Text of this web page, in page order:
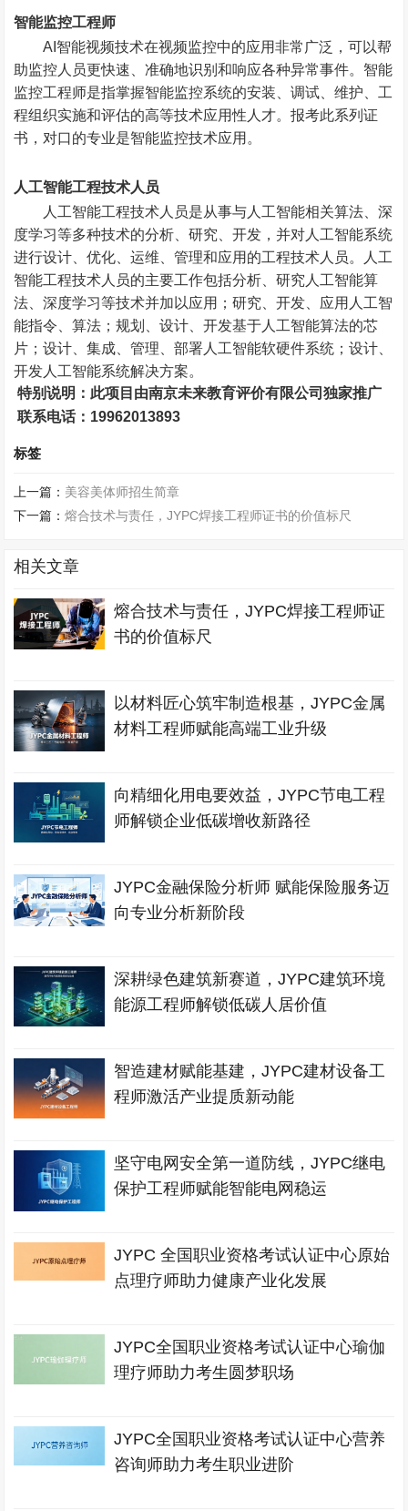
智能监控工程师
AI智能视频技术在视频监控中的应用非常广泛，可以帮
助监控人员更快速、准确地识别和响应各种异常事件。智能
监控工程师是指掌握智能监控系统的安装、调试、维护、工
程组织实施和评估的高等技术应用性人才。报考此系列证
书，对口的专业是智能监控技术应用。
人工智能工程技术人员
人工智能工程技术人员是从事与人工智能相关算法、深
度学习等多种技术的分析、研究、开发，并对人工智能系统
进行设计、优化、运维、管理和应用的工程技术人员。人工
智能工程技术人员的主要工作包括分析、研究人工智能算
法、深度学习等技术并加以应用；研究、开发、应用人工智
能指令、算法；规划、设计、开发基于人工智能算法的芯
片；设计、集成、管理、部署人工智能软硬件系统；设计、
开发人工智能系统解决方案。
特别说明：此项目由南京未来教育评价有限公司独家推广
联系电话：19962013893
标签
上一篇： 美容美体师招生简章
下一篇：熔合技术与责任，JYPC焊接工程师证书的价值标尺
相关文章
熔合技术与责任，JYPC焊接工程师证
书的价值标尺
以材料匠心筑牢制造根基，JYPC金属
材料工程师赋能高端工业升级
向精细化用电要效益，JYPC节电工程
师解锁企业低碳增收新路径
JYPC金融保险分析师 赋能保险服务迈
向专业分析新阶段
深耕绿色建筑新赛道，JYPC建筑环境
能源工程师解锁低碳人居价值
智造建材赋能基建，JYPC建材设备工
程师激活产业提质新动能
坚守电网安全第一道防线，JYPC继电
保护工程师赋能智能电网稳运
JYPC 全国职业资格考试认证中心原始
点理疗师助力健康产业化发展
JYPC全国职业资格考试认证中心瑜伽
理疗师助力考生圆梦职场
JYPC全国职业资格考试认证中心营养
咨询师助力考生职业进阶